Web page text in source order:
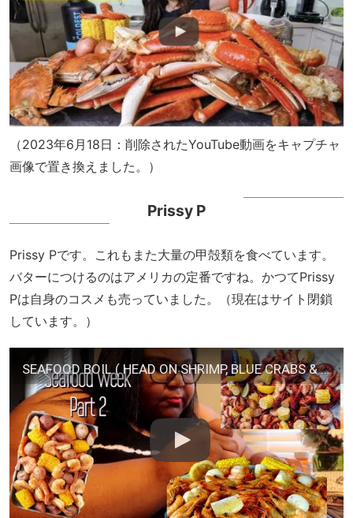
（2023年6月18日：削除されたYouTube動画をキャプチャ
画像で置き換えました。）
Prissy P
Prissy Pです。これもまた大量の甲殻類を食べています。
バターにつけるのはアメリカの定番ですね。かつてPrissy
Pは自身のコスメも売っていました。（現在はサイト閉鎖
しています。）
SEAFOOD BOIL ( HEAD ON SHRIMP, BLUE CRABS & LOBSTER) SEAFOOD WEEK VIDEO 2